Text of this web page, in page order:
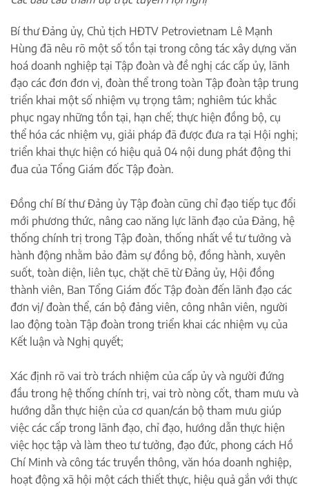
Bí thư Đảng ủy, Chủ tịch HĐTV Petrovietnam Lê Mạnh
Hùng đã nêu rõ một số tồn tại trong công tác xây dựng văn
hoá doanh nghiệp tại Tập đoàn và đề nghị các cấp ủy, lãnh
đạo các đơn đơn vị, đoàn thể trong toàn Tập đoàn tập trung
triển khai một số nhiệm vụ trọng tâm; nghiêm túc khắc
phục ngay những tồn tại, hạn chế; thực hiện đồng bộ, cụ
thể hóa các nhiệm vụ, giải pháp đã được đưa ra tại Hội nghị;
triển khai thực hiện có hiệu quả 04 nội dung phát động thi
đua của Tổng Giám đốc Tập đoàn.
Đồng chí Bí thư Đảng ủy Tập đoàn cũng chỉ đạo tiếp tục đổi
mới phương thức, nâng cao năng lực lãnh đạo của Đảng, hệ
thống chính trị trong Tập đoàn, thống nhất về tư tưởng và
hành động nhằm bảo đảm sự đồng bộ, đồng hành, xuyên
suốt, toàn diện, liên tục, chặt chẽ từ Đảng ủy, Hội đồng
thành viên, Ban Tổng Giám đốc Tập đoàn đến lãnh đạo các
đơn vị/ đoàn thể, cán bộ đảng viên, công nhân viên, người
lao động toàn Tập đoàn trong triển khai các nhiệm vụ của
Kết luận và Nghị quyết;
Xác định rõ vai trò trách nhiệm của cấp ủy và người đứng
đầu trong hệ thống chính trị, vai trò nòng cốt, tham mưu và
hướng dẫn thực hiện của cơ quan/cán bộ tham mưu giúp
việc các cấp trong lãnh đạo, chỉ đạo, hướng dẫn thực hiện
việc học tập và làm theo tư tưởng, đạo đức, phong cách Hồ
Chí Minh và công tác truyền thông, văn hóa doanh nghiệp,
hoạt động xã hội một cách thiết thực, hiệu quả gắn với thực